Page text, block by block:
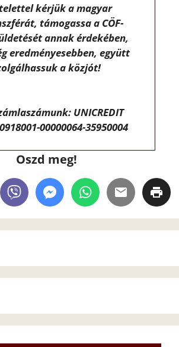
kérjük a magyar
támogassa a CÖF-
annak érdekében,
eredményesebben, együtt
a közjót!
UNICREDIT
00000064-35950004
Oszd meg!